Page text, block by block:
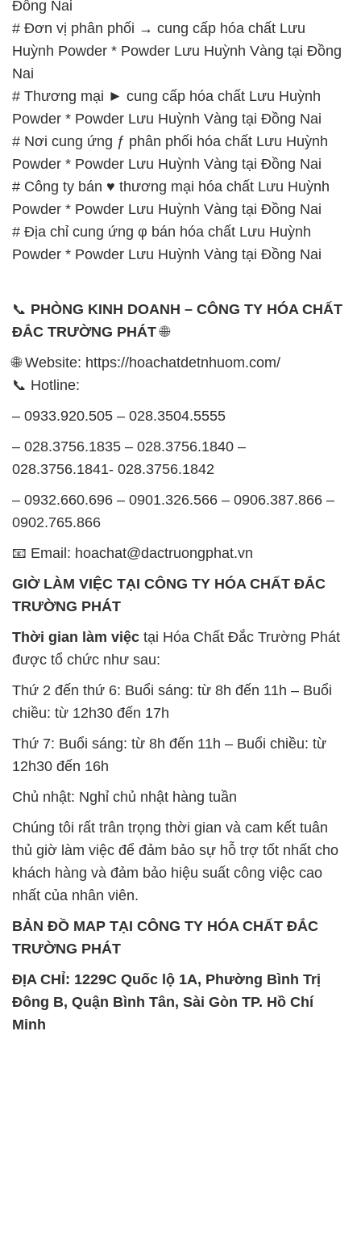
Powder * Powder Lưu Huỳnh Vàng tại Đồng Nai
# Địa chỉ cung ứng φ bán hóa chất Lưu Huỳnh
Powder * Powder Lưu Huỳnh Vàng tại Đồng Nai
📞
PHÒNG KINH DOANH – CÔNG TY HÓA CHẤT
ĐẮC TRƯỜNG PHÁT
🌐 Website: https://hoachatdetnhuom.com/
📞 Hotline:
– 0933.920.505 – 028.3504.5555
– 028.3756.1835 – 028.3756.1840 –
– 0932.660.696 – 0901.326.566 – 0906.387.866 –
0902.765.866
📧 Email: hoachat@dactruongphat.vn
GIỜ LÀM VIỆC TẠI CÔNG TY HÓA CHẤT ĐẮC
TRƯỜNG PHÁT
Thời gian làm việctại Hóa Chất Đắc Trường Phát
được tổ chức như sau:
Thứ 2 đến thứ 6: Buổi sáng: từ 8h đến 11h – Buổi
chiều: từ 12h30 đến 17h
Thứ 7: Buổi sáng: từ 8h đến 11h – Buổi chiều: từ
Chủ nhật: Nghỉ chủ nhật hàng tuần
Chúng tôi rất trân trọng thời gian và cam kết tuân
thủ giờ làm việc để đảm bảo sự hỗ trợ tốt nhất cho
nhất của nhân viên.
TRƯỜNG PHÁT
Đông B, Quận Bình Tân, Sài Gòn TP. Hồ Chí
Minh